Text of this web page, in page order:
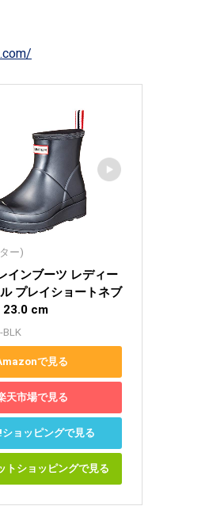
ー)
インブーツ レディー
プレイショートネブ
23.0 cm
BLK
で見る
天市場で見る
ョッピングで見る
トショッピングで見る